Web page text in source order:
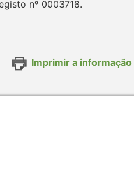
nº 0003718.
Imprimir a